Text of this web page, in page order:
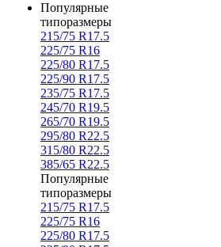
Популярные
типоразмеры
215/75 R17.5
225/75 R16
225/80 R17.5
225/90 R17.5
235/75 R17.5
245/70 R19.5
265/70 R19.5
295/80 R22.5
315/80 R22.5
385/65 R22.5
Популярные
типоразмеры
215/75 R17.5
225/75 R16
225/80 R17.5